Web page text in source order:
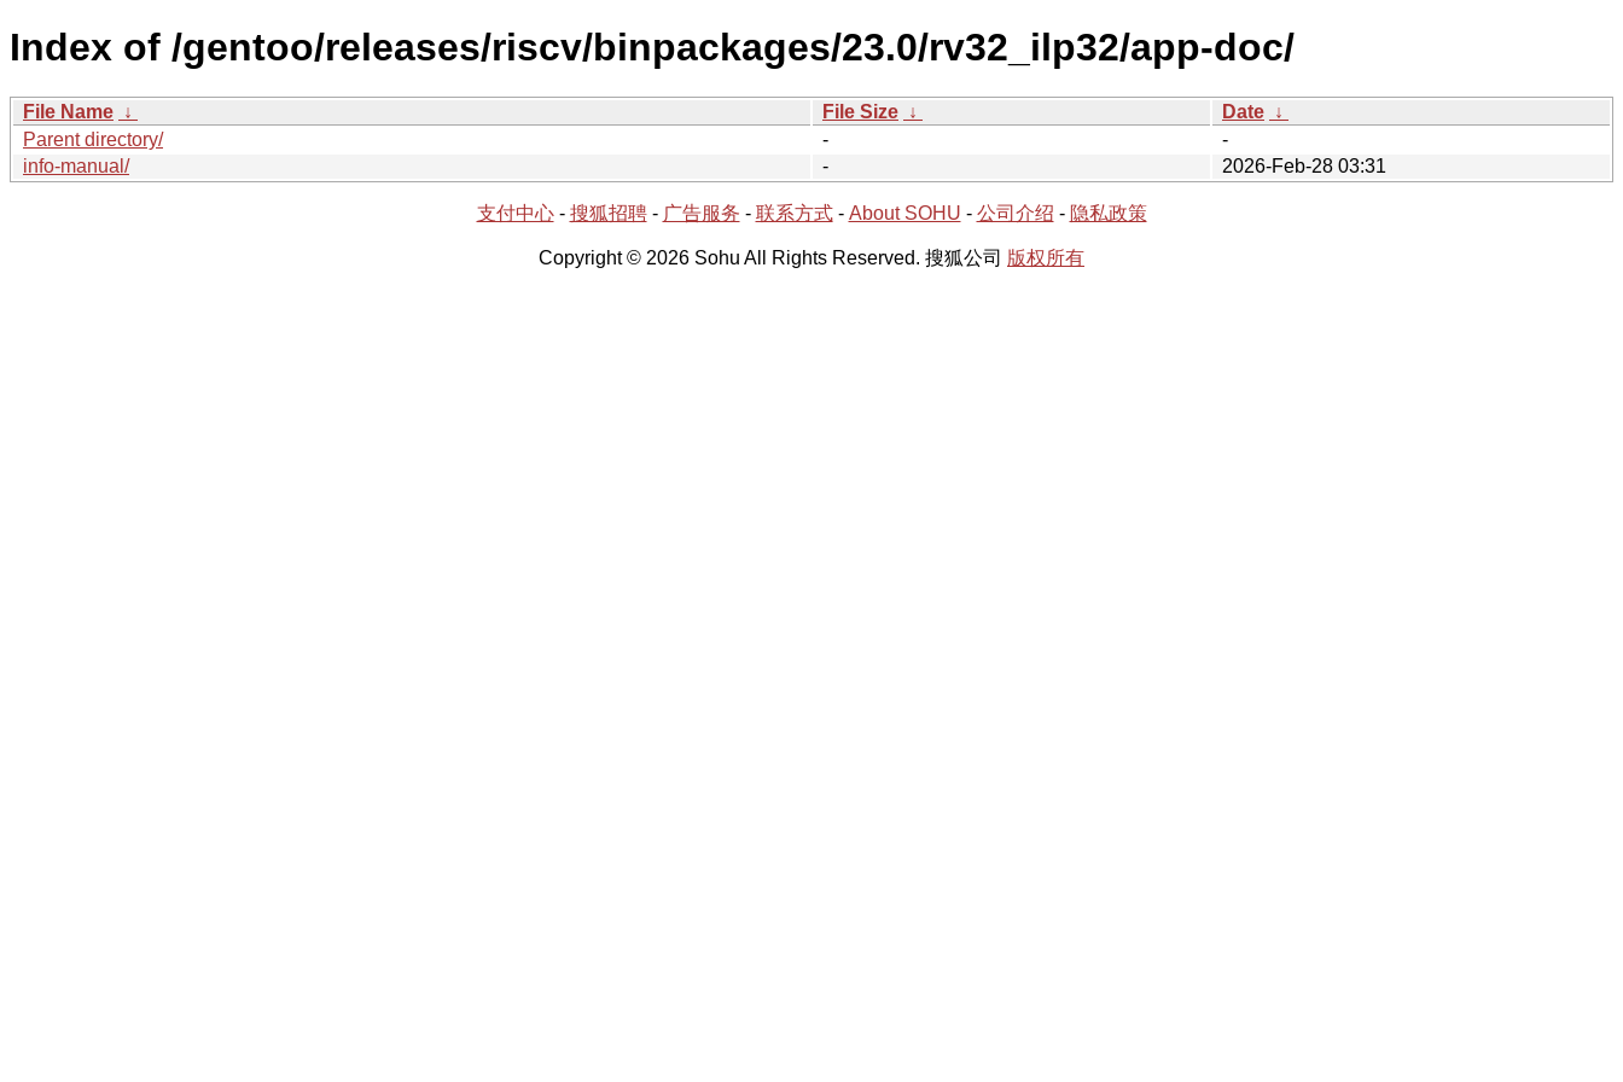
Index of /gentoo/releases/riscv/binpackages/23.0/rv32_ilp32/app-doc/
File Name ↓ File Size ↓ Date ↓
Parent directory/
-
-
info-manual/
- 2026-Feb-28 03:31
支付中心- 搜狐招聘- 广告服务 - 联系方式- About SOHU - 公司介绍 - 隐私政策
Copyright © 2026 Sohu All Rights Reserved. 搜狐公司 版权所有